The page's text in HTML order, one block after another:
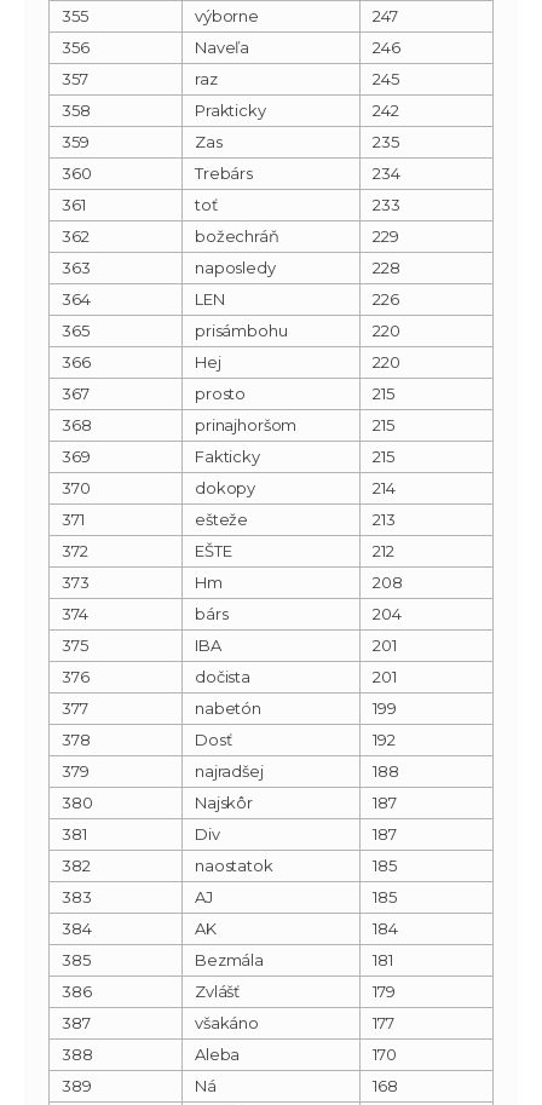
355
výborne
247
356
Naveľa
246
357
raz
245
358
Prakticky
242
359
Zas
235
360
Trebárs
234
361
toť
233
362
božechráň
229
363
naposledy
228
364
LEN
226
365
prisámbohu
220
366
Hej
220
367
prosto
215
368
prinajhoršom
215
369
Fakticky
215
370
dokopy
214
371
ešteže
213
372
EŠTE
212
373
Hm
208
374
bárs
204
375
IBA
201
376
dočista
201
377
nabetón
199
378
Dosť
192
379
najradšej
188
380
Najskôr
187
381
Div
187
382
naostatok
185
383
AJ
185
384
AK
184
385
Bezmála
181
386
Zvlášť
179
387
všakáno
177
388
Aleba
170
389
Ná
168